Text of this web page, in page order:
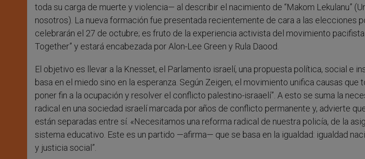
toda su carga de muerte y violencia— al describir el nacimiento de “Makom Lekulanu”
nosotros). La nueva formación fue presentada recientemente de cara a las elecciones
celebrarán el 27 de octubre; es fruto de la experiencia activista del movimiento pacifista
Together” y estará encabezada por Alon-Lee Green y Rula Daood.
El objetivo es llevar a la Knesset, el Parlamento israelí, una propuesta política, social e
basa en el miedo sino en la esperanza. Según Zeigen, el movimiento unifica causas que
poner fin a la ocupación y resolver el conflicto palestino-israaelí”. A esto se suma la
radical en una sociedad israelí marcada por años de conflicto permanente y, advierte
están separadas entre sí. «Necesitamos una reforma radical de nuestra policía, de la
sistema educativo. Este es un partido —afirma— que se basa en la igualdad: igualdad
y justicia social”.